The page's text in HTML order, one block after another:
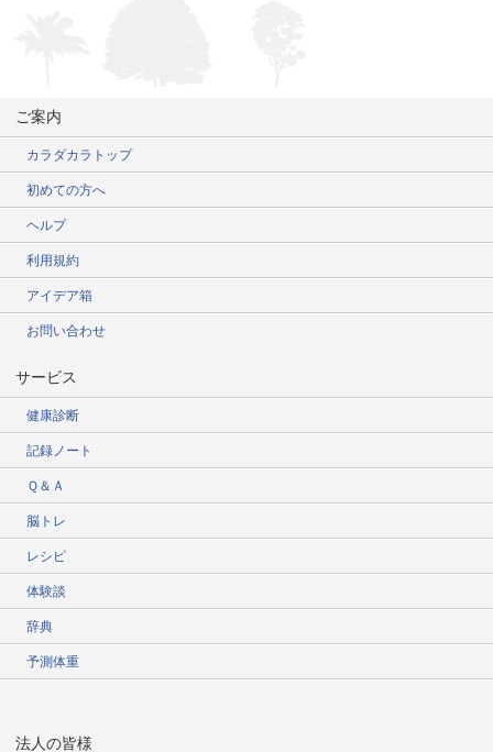
ご案内
カラダカラトップ
初めての方へ
ヘルプ
利用規約
アイデア箱
お問い合わせ
サービス
健康診断
記録ノート
Ｑ＆Ａ
脳トレ
レシピ
体験談
辞典
予測体重
法人の皆様